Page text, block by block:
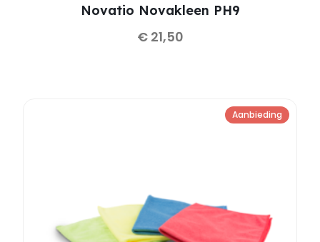
Novatio Novakleen PH9
€21,50
Aanbieding